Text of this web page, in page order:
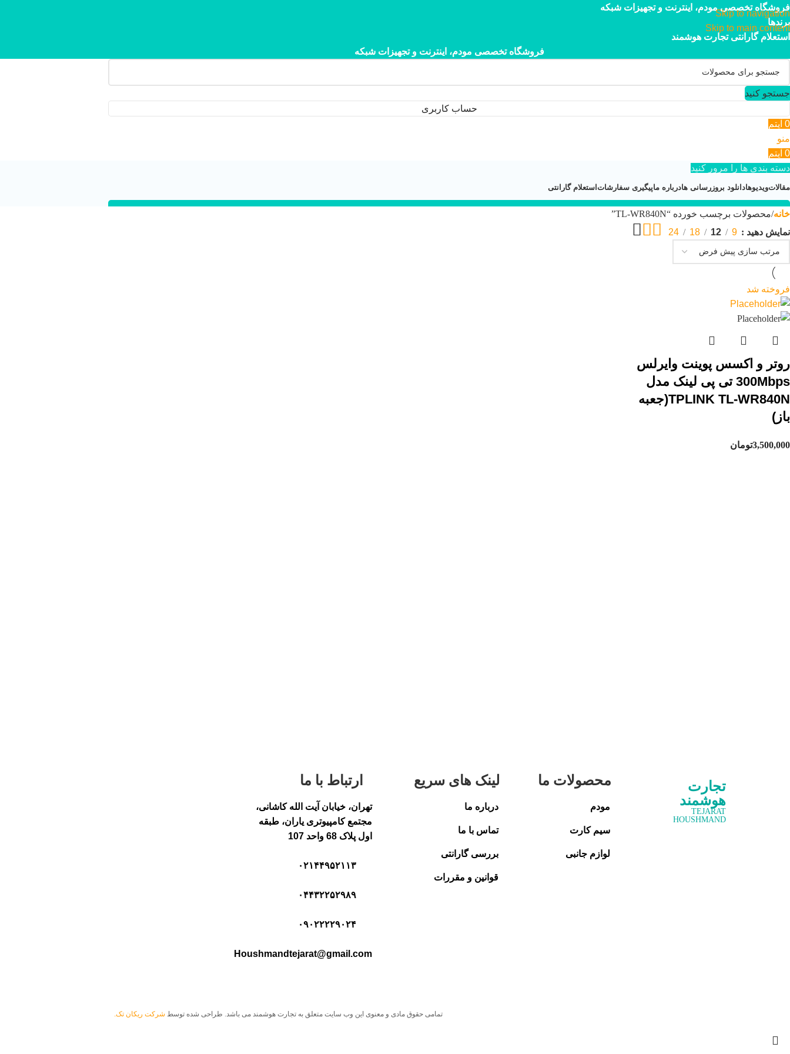
Skip to navigation
Skip to main content
فروشگاه تخصصی مودم، اینترنت و تجهیزات شبکه
برندها
استعلام گارانتی تجارت هوشمند
فروشگاه تخصصی مودم، اینترنت و تجهیزات شبکه
جستجو کنید
حساب کاربری
0 آیتم
منو
0 آیتم
دسته بندی ها را مرور کنید
مقالاتویدیوهادانلود بروزرسانی هادرباره ماپیگیری سفارشات استعلام گارانتی
۰۲۱-۴۴۹۵۲۱۱۳خانه محصولات برچسب خورده “TL-WR840N”
نمایش دهید
9
12
18
24
فروخته شد
روتر و اکسس پوینت وایرلس
300Mbps تی پی لینک مدل
TPLINK TL-WR840N(جعبه
باز)
3,500,000تومان
تجارت
هوشمند
TEJARAT
HOUSHMAND
محصولات ما
مودم
سیم کارت
لوازم جانبی
لینک های سریع
درباره ما
تماس با ما
بررسی گارانتی
قوانین و مقررات
ارتباط با ما
تهران، خیابان آیت الله کاشانی،
مجتمع کامپیوتری یاران، طبقه
اول پلاک 68 واحد 107
۰۲۱۴۴۹۵۲۱۱۳
۰۴۴۳۲۲۵۲۹۸۹
۰۹۰۲۲۲۲۹۰۲۴
Houshmandtejarat@gmail.com
تمامی حقوق مادی و معنوی این وب سایت متعلق به تجارت هوشمند می باشد. طراحی شده توسط شرکت ریکان تک.